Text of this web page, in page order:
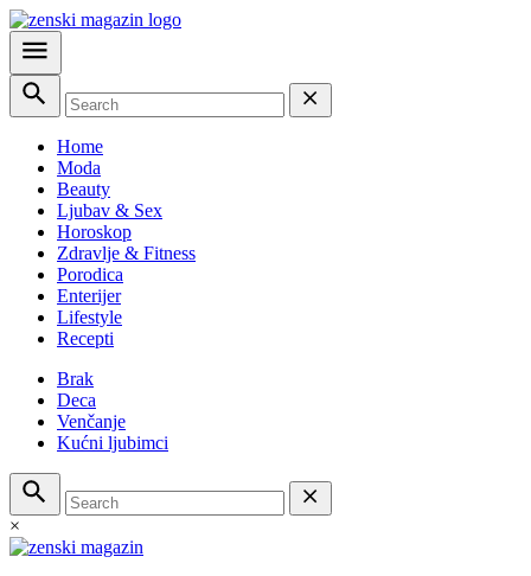
Home
Moda
Beauty
Ljubav & Sex
Horoskop
Zdravlje & Fitness
Porodica
Enterijer
Lifestyle
Recepti
Brak
Deca
Venčanje
Kućni ljubimci
×